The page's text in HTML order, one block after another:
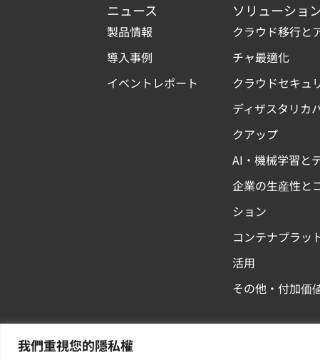
我們重視您的隱私權
ニュース
製品情報
導入事例
イベントレポート
ソリューショ
クラウド移行と
チャ最適化
クラウドセキュ
ディザスタリカ
クアップ
AI・機械学習と
企業の生産性と
ション
コンテナプラッ
活用
その他・付加価